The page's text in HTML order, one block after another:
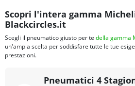
Scopri l'intera gamma
Blackcircles.it
Scegli il pneumatico giusto per te della gamma
un'ampia scelta per soddisfare tutte le tue
prestazioni.
Pneumatici 4